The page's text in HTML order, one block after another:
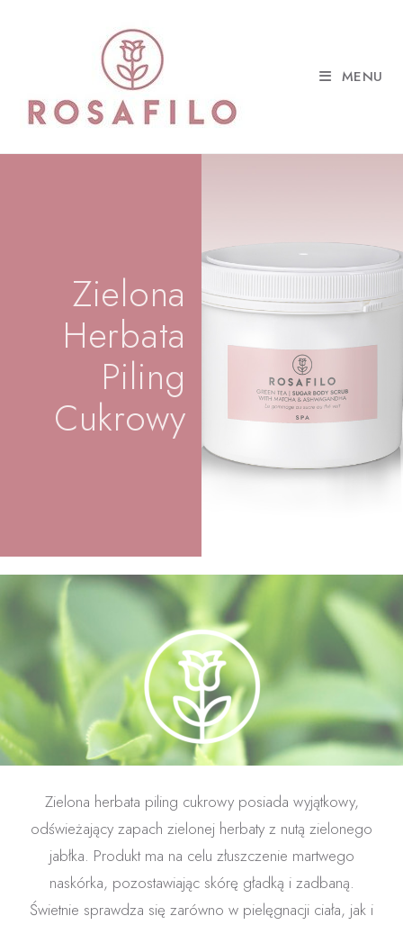
MENU
Zielona
Herbata
Piling
Cukrowy
Zielona herbata piling cukrowy posiada wyjątkowy,
odświeżający zapach zielonej herbaty z nutą zielonego
jabłka. Produkt ma na celu złuszczenie martwego
naskórka, pozostawiając skórę gładką i zadbaną.
Świetnie sprawdza się zarówno w pielęgnacji ciała, jak i